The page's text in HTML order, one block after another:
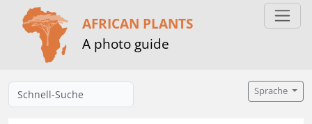
AFRICAN PLANTS
A photo guide
Sprache